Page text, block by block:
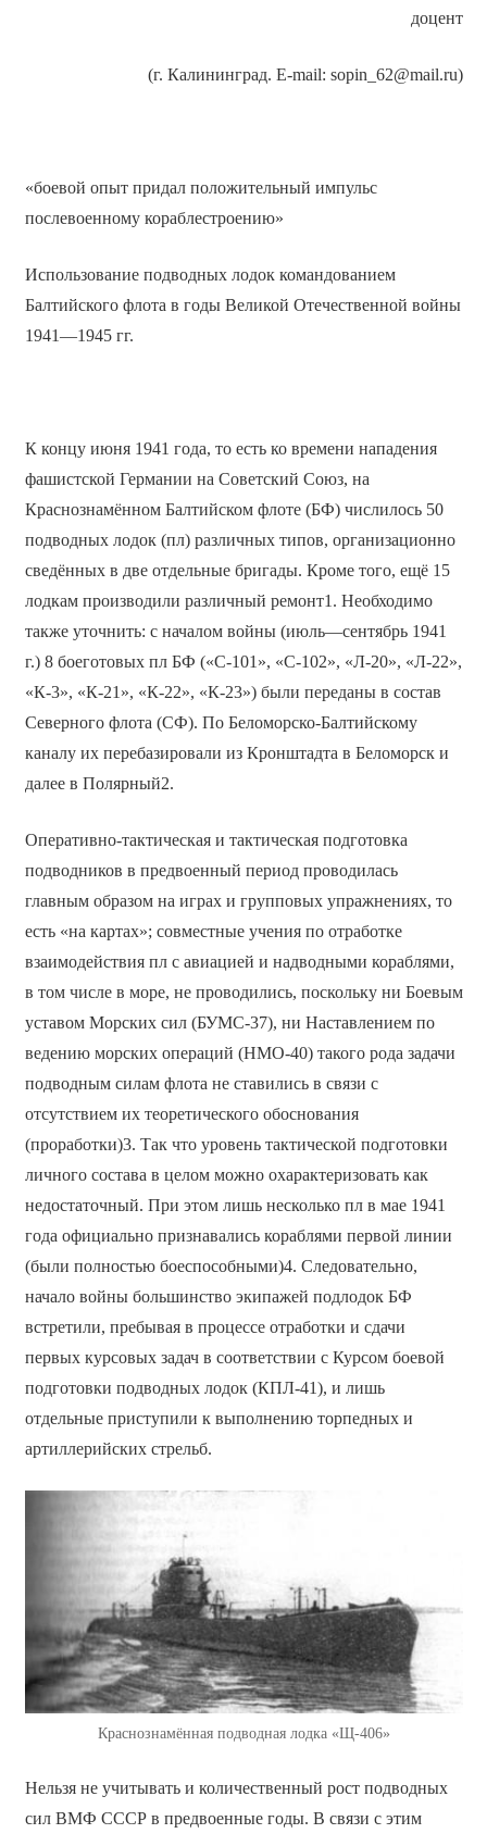
доцент
(г. Калининград. E-mail: sopin_62@mail.ru)
«боевой опыт придал положительный импульс
послевоенному кораблестроению»
Использование подводных лодок командованием
Балтийского флота в годы Великой Отечественной войны
1941—1945 гг.
К концу июня 1941 года, то есть ко времени нападения
фашистской Германии на Советский Союз, на
Краснознамённом Балтийском флоте (БФ) числилось 50
подводных лодок (пл) различных типов, организационно
сведённых в две отдельные бригады. Кроме того, ещё 15
лодкам производили различный ремонт1. Необходимо
также уточнить: с началом войны (июль—сентябрь 1941
г.) 8 боеготовых пл БФ («С-101», «С-102», «Л-20», «Л-22»,
«К-3», «К-21», «К-22», «К-23») были переданы в состав
Северного флота (СФ). По Беломорско-Балтийскому
каналу их перебазировали из Кронштадта в Беломорск и
далее в Полярный2.
Оперативно-тактическая и тактическая подготовка
подводников в предвоенный период проводилась
главным образом на играх и групповых упражнениях, то
есть «на картах»; совместные учения по отработке
взаимодействия пл с авиацией и надводными кораблями,
в том числе в море, не проводились, поскольку ни Боевым
уставом Морских сил (БУМС-37), ни Наставлением по
ведению морских операций (НМО-40) такого рода задачи
подводным силам флота не ставились в связи с
отсутствием их теоретического обоснования
(проработки)3. Так что уровень тактической подготовки
личного состава в целом можно охарактеризовать как
недостаточный. При этом лишь несколько пл в мае 1941
года официально признавались кораблями первой линии
(были полностью боеспособными)4. Следовательно,
начало войны большинство экипажей подлодок БФ
встретили, пребывая в процессе отработки и сдачи
первых курсовых задач в соответствии с Курсом боевой
подготовки подводных лодок (КПЛ-41), и лишь
отдельные приступили к выполнению торпедных и
артиллерийских стрельб.
Краснознамённая подводная лодка «Щ-406»
Нельзя не учитывать и количественный рост подводных
сил ВМФ СССР в предвоенные годы. В связи с этим